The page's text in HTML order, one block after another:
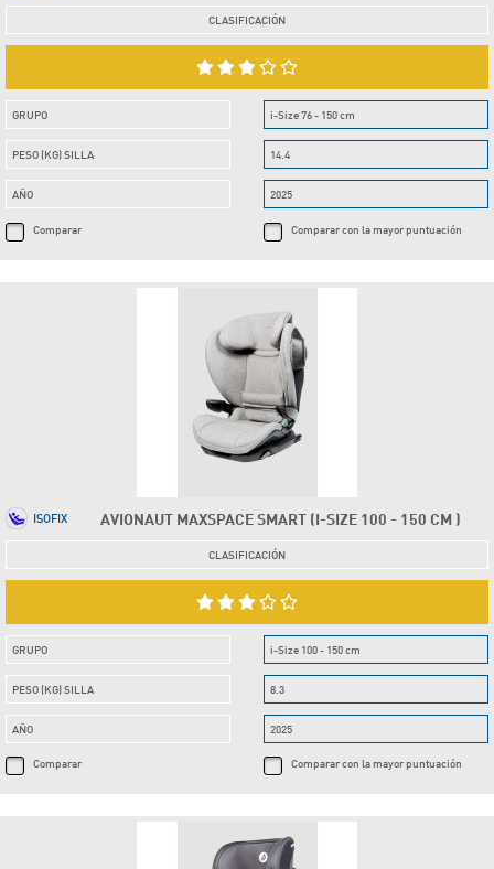
CLASIFICACIÓN
GRUPO
PESO (KG) SILLA
AÑO
Comparar
i-Size 76 - 150 cm
14.4
2025
Comparar con la mayor puntuación
AVIONAUT MAXSPACE SMART (I-SIZE 100 - 150 CM )
ISOFIX
CLASIFICACIÓN
GRUPO
PESO (KG) SILLA
AÑO
Comparar
i-Size 100 - 150 cm
8.3
2025
Comparar con la mayor puntuación